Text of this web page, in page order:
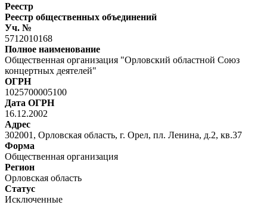
Реестр
Реестр общественных объединений
Уч. №
5712010168
Полное наименование
Общественная организация "Орловский областной Союз
концертных деятелей"
ОГРН
1025700005100
Дата ОГРН
16.12.2002
Адрес
302001, Орловская область, г. Орел, пл. Ленина, д.2, кв.37
Форма
Общественная организация
Регион
Орловская область
Статус
Исключенные